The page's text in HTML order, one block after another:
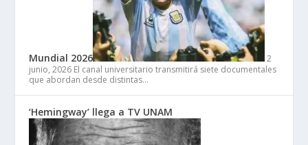
Mundial 2026
2
junio, 2026 El canal universitario transmitirá siete documentales
que abordan desde distintas…
‘Hemingway’ llega a TV UNAM